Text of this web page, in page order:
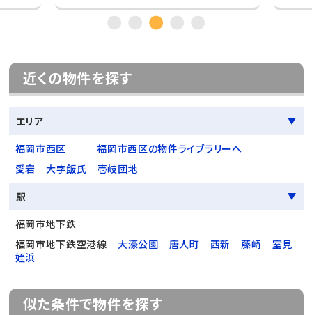
近くの物件を探す
エリア
福岡市西区
福岡市西区の物件ライブラリーへ
愛宕
大字飯氏
壱岐団地
駅
福岡市地下鉄
福岡市地下鉄空港線
大濠公園 唐人町 西新 藤崎
室見
姪浜
似た条件で物件を探す